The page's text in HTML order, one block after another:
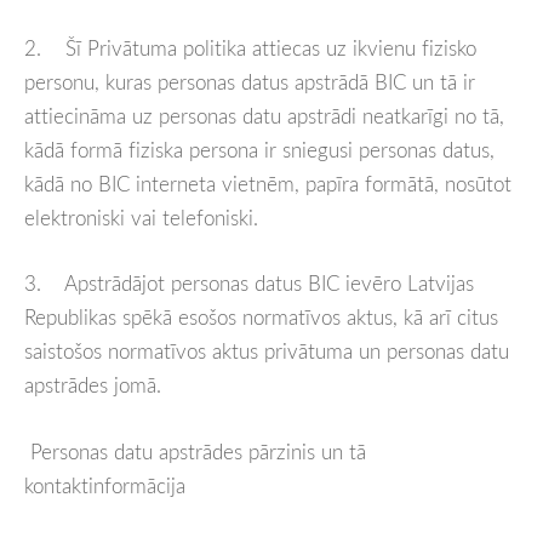
2. Šī Privātuma politika attiecas uz ikvienu fizisko
personu, kuras personas datus apstrādā BIC un tā ir
attiecināma uz personas datu apstrādi neatkarīgi no tā,
kādā formā fiziska persona ir sniegusi personas datus,
kādā no BIC interneta vietnēm, papīra formātā, nosūtot
elektroniski vai telefoniski.
3. Apstrādājot personas datus BIC ievēro Latvijas
Republikas spēkā esošos normatīvos aktus, kā arī citus
saistošos normatīvos aktus privātuma un personas datu
apstrādes jomā.
Personas datu apstrādes pārzinis un tā
kontaktinformācija